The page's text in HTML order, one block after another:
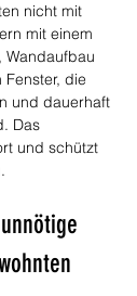
nicht mit
mit einem
Wandaufbau
die
und dauerhaft
Das
und schützt